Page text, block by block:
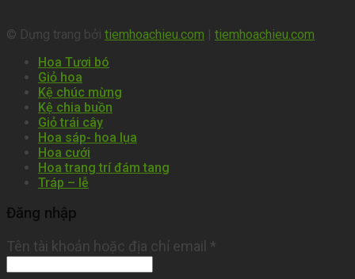
© Dựng trang bởi tiemhoachieu.com | tiemhoachieu.com
Hoa Tươi bó
Giỏ hoa
Kệ chúc mừng
Kệ chia buồn
Giỏ trái cây
Hoa sáp- hoa lụa
Hoa cưới
Hoa trang trí đám tang
Tráp – lễ
Đăng nhập
Tên tài khoản hoặc địa chỉ email *